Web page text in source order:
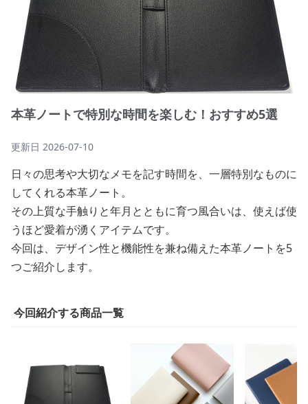
本革ノートで特別な時間を楽しむ！おすすめ5選
更新日 2026-07-10
日々の思考や大切なメモを記す時間を、一層特別なものに
してくれる本革ノート。
その上質な手触りと年月とともに育つ風合いは、使えば使
うほど愛着が湧くアイテムです。
今回は、デザイン性と機能性を兼ね備えた本革ノートを5
つご紹介します。
今回紹介する商品一覧